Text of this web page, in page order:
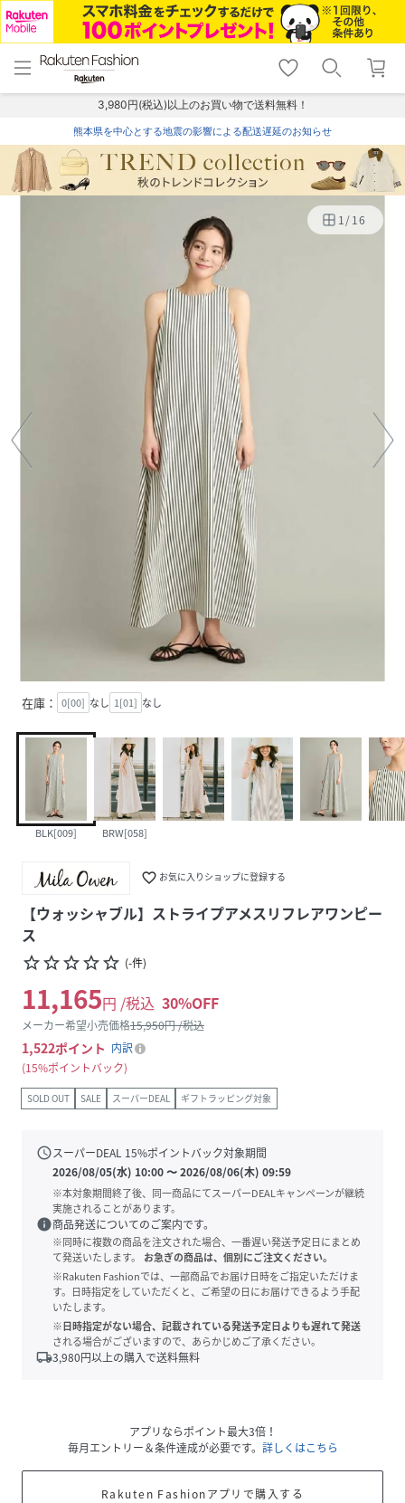
menu home
トップ
shopping_cart lock_outline
ログイン
3,980円(税込)以上のお買い物で送料無料！
熊本県を中心とする地震の影響による配送遅延のお知らせ
1/16
在庫： 0[00] なし 1[01] なし
BLK[009] BRW[058]
favorite_border お気に入りショップに登録する
【ウォッシャブル】ストライプアメスリフレアワンピー
ス
star_borderstar_borderstar_borderstar_borderstar_border (-件)
11,165円 /税込 30%OFF
メーカー希望小売価格15,950円 /税込
1,522ポイント 内訳
15%ポイントバック
SOLD OUT SALE スーパーDEAL ギフトラッピング対象
scheduleスーパーDEAL 15%ポイントバック対象期間
2026/08/05(水) 10:00〜2026/08/06(木) 09:59
※本対象期間終了後、同一商品にてスーパーDEALキャンペーンが継続
実施されることがあります。
info商品発送についてのご案内です。
※同時に複数の商品を注文された場合、一番遅い発送予定日にまとめ
て発送いたします。
お急ぎの商品は、個別にご注文ください。
※Rakuten Fashionでは、一部商品でお届け日時をご指定いただけま
す。日時指定をしていただくと、ご希望の日にお届けできるよう手配
いたします。
※日時指定がない場合、記載されている発送予定日よりも遅れて発送
される場合がございますので、あらかじめご了承ください。
local_shipping3,980円以上の購入で送料無料
アプリならポイント最大3倍！
毎月エントリー＆条件達成が必要です。 詳しくはこちら
Rakuten Fashionアプリで購入する